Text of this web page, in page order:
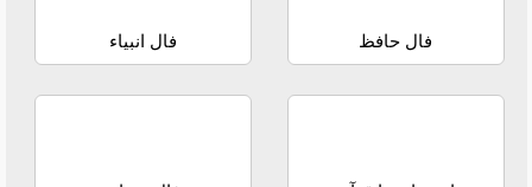
فال حافظ فال انبیاء